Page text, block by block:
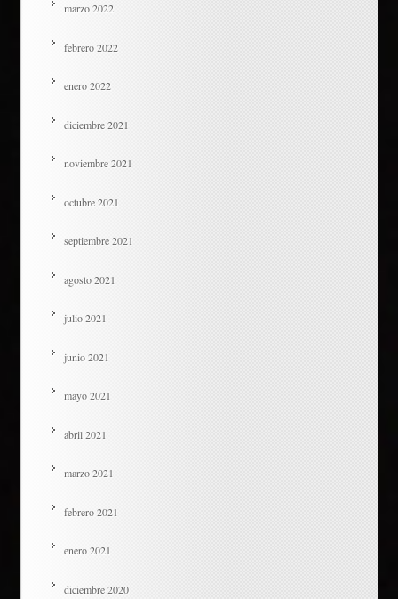
marzo 2022
febrero 2022
enero 2022
diciembre 2021
noviembre 2021
octubre 2021
septiembre 2021
agosto 2021
julio 2021
junio 2021
mayo 2021
abril 2021
marzo 2021
febrero 2021
enero 2021
diciembre 2020